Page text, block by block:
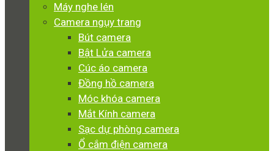
Máy nghe lén
Camera ngụy trang
Bút camera
Bật Lửa camera
Cúc áo camera
Đồng hồ camera
Móc khóa camera
Mắt Kính camera
Sạc dự phòng camera
Ổ cắm điện camera